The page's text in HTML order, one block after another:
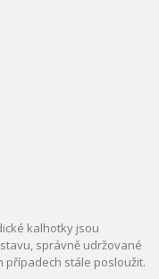
kalhotky jsou
správně udržované
případech stále posloužit.